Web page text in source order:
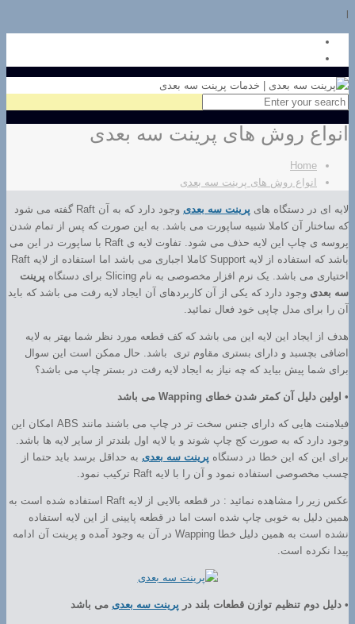
انواع روش های پرینت سه بعدی
Home
انواع روش های پرینت سه بعدی
لایه ای در دستگاه های پرینت سه بعدی
وجود دارد که به آن Raft گفته می شود
که ساختار آن کاملا شبیه ساپورت می باشد. به این صورت که پس از تمام شدن
پروسه ی چاپ این لایه حذف می شود. تفاوت لایه ی Raft با ساپورت در این می
باشد که استفاده از لایه Support کاملا اجباری می باشد اما استفاده از لایه Raft
اختیاری می باشد. یک نرم افزار مخصوصی به نام Slicing برای دستگاه
پرینت
سه بعدی وجود دارد که یکی از آن کاربردهای آن ایجاد لایه رفت می باشد که باید
آن را برای مدل چاپی خود فعال نمائید.
هدف از ایجاد این لایه این می باشد که کف قطعه مورد نظر شما بهتر به لایه
اضافی بچسبد و دارای بستری مقاوم تری باشد. حال ممکن است این سوال
برای شما پیش بیاید که چه نیاز به ایجاد لایه رفت در بستر چاپ می باشد؟
• اولین دلیل آن کمتر شدن خطای Wapping می باشد
فیلامنت هایی که دارای جنس سخت تر در چاپ می باشند مانند ABS امکان این
وجود دارد که به صورت کج چاپ شوند و یا لایه اول بلندتر از سایر لایه ها باشد.
برای این که این خطا در دستگاه پرینت سه بعدی به حداقل برسد باید حتما از
چسب مخصوصی استفاده نمود و آن را با لایه Raft ترکیب نمود.
عکس زیر را مشاهده نمائید : در قطعه بالایی از لایه Raft استفاده شده است به
همین دلیل به خوبی چاپ شده است اما در قطعه پایینی از این لایه استفاده
نشده است به همین دلیل خطا Wapping در آن به وجود آمده و پرینت آن ادامه
پیدا نکرده است.
• دلیل دوم تنظیم توازن قطعات بلند در پرینت سه بعدی می باشد